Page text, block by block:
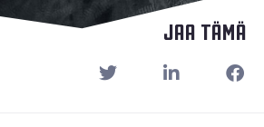
Jaa Tämä